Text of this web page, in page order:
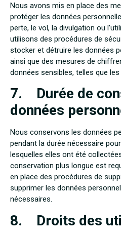
Nous avons mis en place des
protéger les données
perte, le vol, la divulgation ou
utilisons des procédures de
stocker et détruire les données
ainsi que des mesures de
données sensibles, telles que
7. Durée de
données
Nous conservons les données
pendant la durée nécessaire
lesquelles elles ont été
conservation plus longue est
en place des procédures de
supprimer les données
nécessaires.
8. Droits des